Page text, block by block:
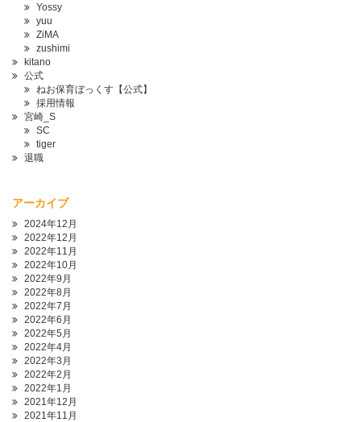
Yossy
yuu
ZiMA
zushimi
kitano
公式
ねお保育ぼっくす【公式】
採用情報
宮崎_S
SC
tiger
退職
アーカイブ
2024年12月
2022年12月
2022年11月
2022年10月
2022年9月
2022年8月
2022年7月
2022年6月
2022年5月
2022年4月
2022年3月
2022年2月
2022年1月
2021年12月
2021年11月